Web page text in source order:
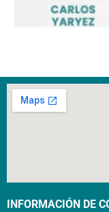
INFORMACIÓN DE